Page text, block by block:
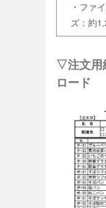
・ファ
ズ：約
▽注文用
ロード